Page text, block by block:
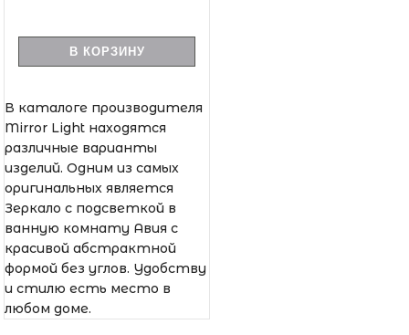
В КОРЗИНУ
В каталоге производителя
Mirror Light находятся
различные варианты
изделий. Одним из самых
оригинальных является
Зеркало с подсветкой в
ванную комнату Авия с
красивой абстрактной
формой без углов. Удобству
и стилю есть место в
любом доме.